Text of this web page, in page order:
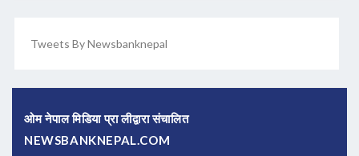
Tweets By Newsbanknepal
ओम नेपाल मिडिया प्रा लीद्वारा संचालित
NEWSBANKNEPAL.COM